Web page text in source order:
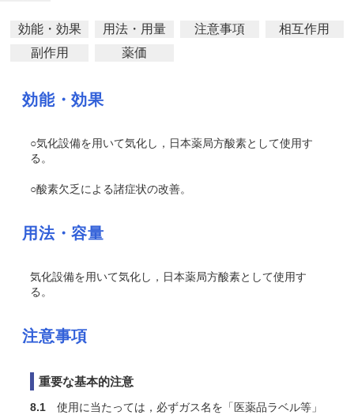
効能・効果 用法・用量 注意事項
相互作用
副作用
薬価
効能・効果
○気化設備を用いて気化し，日本薬局方酸素として使用す
る。
○酸素欠乏による諸症状の改善。
用法・容量
気化設備を用いて気化し，日本薬局方酸素として使用す
る。
注意事項
重要な基本的注意
8.1 使用に当たっては，必ずガス名を「医薬品ラベル等」